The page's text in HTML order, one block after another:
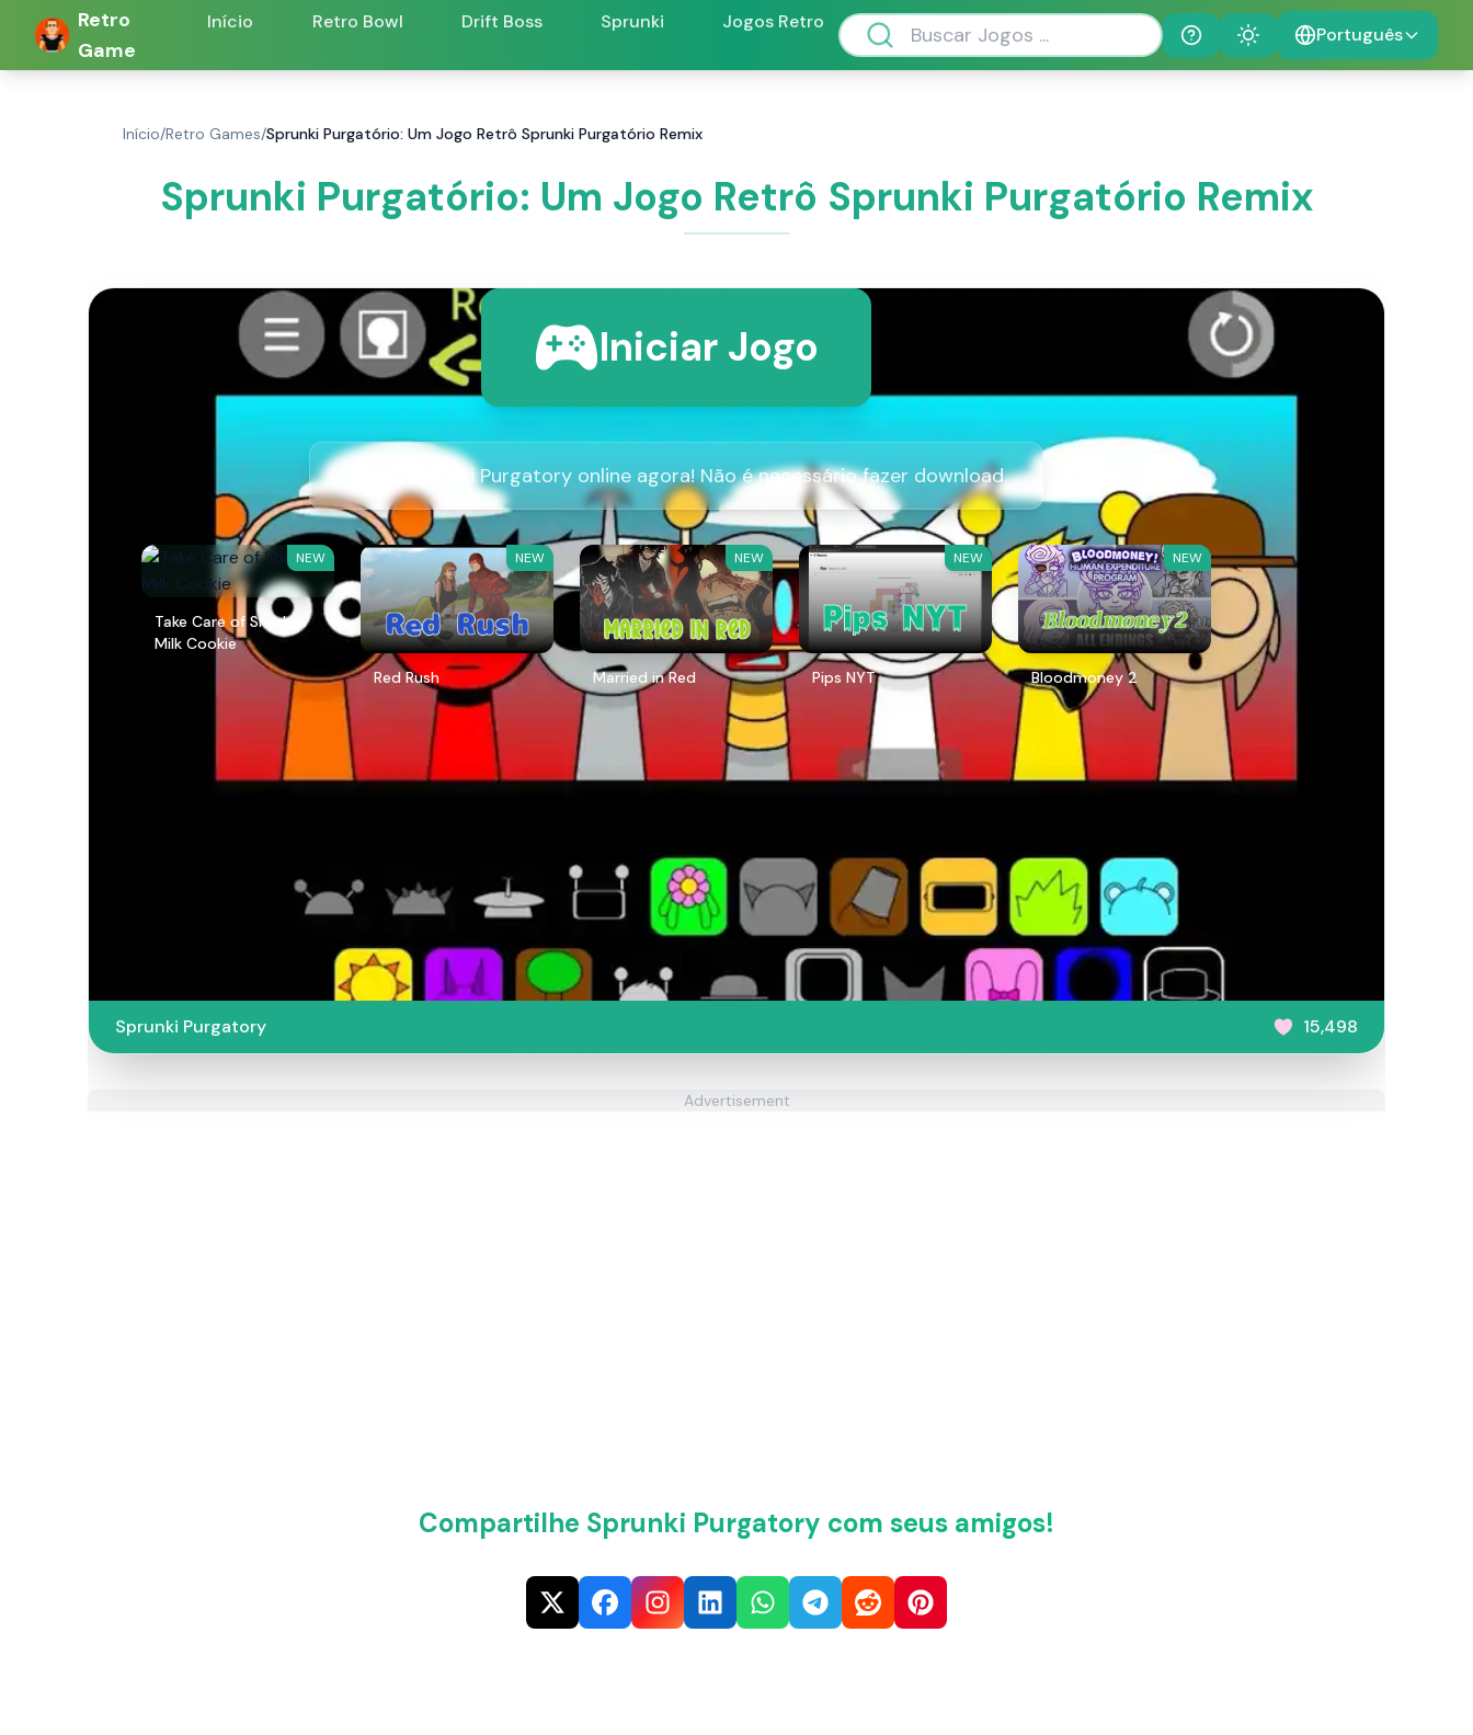
Retro
Game
Início Retro Bowl Drift Boss Sprunki
Jogos Retro
Help
Theme Português
Início/Retro Games/Sprunki Purgatório: Um Jogo Retrô Sprunki Purgatório Remix
Sprunki Purgatório: Um Jogo Retrô Sprunki Purgatório Remix
Iniciar Jogo
Jogue Sprunki Purgatory online agora! Não é necessário fazer download.
NEW
Take Care of Shadow
Milk Cookie
NEW
Red Rush
NEW
Married in Red
NEW
Pips NYT
NEW
Bloodmoney 2
Sprunki Purgatory 15,498
Advertisement
Compartilhe Sprunki Purgatory com seus amigos!